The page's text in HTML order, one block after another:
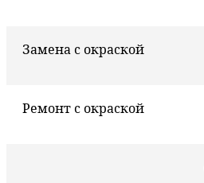
Замена с окраской
Ремонт с окраской